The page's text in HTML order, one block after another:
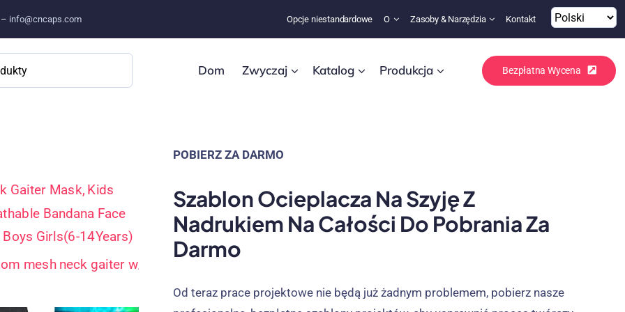
info@cncaps.com Opcje niestandardowe O Zasoby & Narzędzia Kontakt
Dom Zwyczaj Katalog Produkcja Bezpłatna Wycena
POBIERZ ZA DARMO
Szablon Ocieplacza Na Szyję Z
Nadrukiem Na Całości Do Pobrania Za
Darmo
Od teraz prace projektowe nie będą już żadnym problemem, pobierz nasze